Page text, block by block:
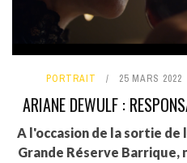
PORTRAIT 25 MARS 2022
ARIANE DEWULF :
A l'occasion de la sortie de
Grande Réserve Barrique,